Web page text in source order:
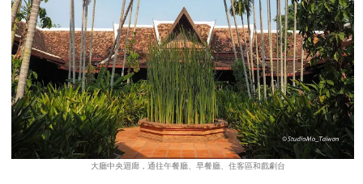
大廳中央迴廊，通往午餐廳、早餐廳、住客區和戲劇台